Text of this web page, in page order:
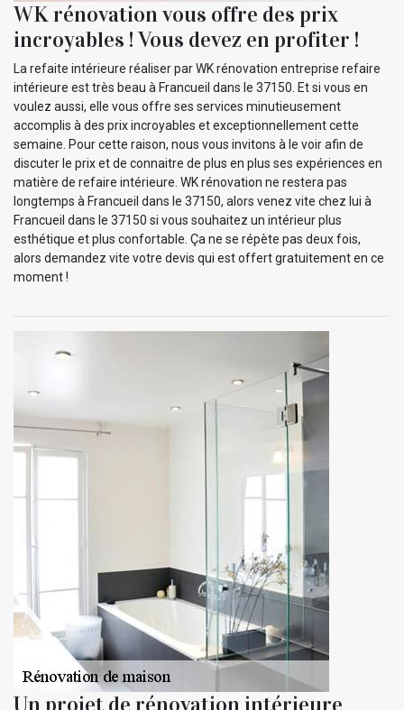
WK rénovation vous offre des prix
incroyables ! Vous devez en profiter !
La refaite intérieure réaliser par WK rénovation entreprise refaire
intérieure est très beau à Francueil dans le 37150. Et si vous en
voulez aussi, elle vous offre ses services minutieusement
accomplis à des prix incroyables et exceptionnellement cette
semaine. Pour cette raison, nous vous invitons à le voir afin de
discuter le prix et de connaitre de plus en plus ses expériences en
matière de refaire intérieure. WK rénovation ne restera pas
longtemps à Francueil dans le 37150, alors venez vite chez lui à
Francueil dans le 37150 si vous souhaitez un intérieur plus
esthétique et plus confortable. Ça ne se répète pas deux fois,
alors demandez vite votre devis qui est offert gratuitement en ce
moment !
Un projet de rénovation intérieure